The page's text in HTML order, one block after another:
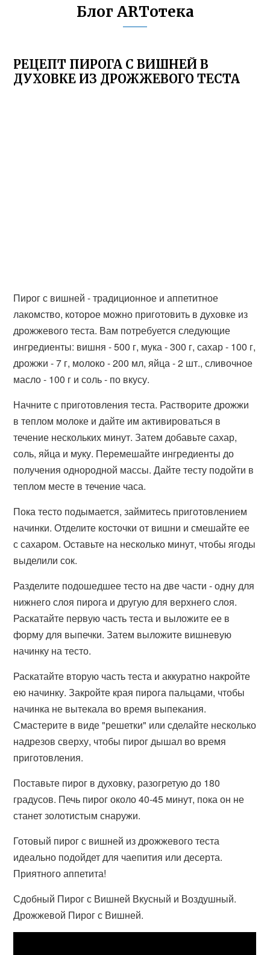
Блог ARTотека
РЕЦЕПТ ПИРОГА С ВИШНЕЙ В
ДУХОВКЕ ИЗ ДРОЖЖЕВОГО ТЕСТА
Пирог с вишней - традиционное и аппетитное
лакомство, которое можно приготовить в духовке из
дрожжевого теста. Вам потребуется следующие
ингредиенты: вишня - 500 г, мука - 300 г, сахар - 100 г,
дрожжи - 7 г, молоко - 200 мл, яйца - 2 шт., сливочное
масло - 100 г и соль - по вкусу.
Начните с приготовления теста. Растворите дрожжи
в теплом молоке и дайте им активироваться в
течение нескольких минут. Затем добавьте сахар,
соль, яйца и муку. Перемешайте ингредиенты до
получения однородной массы. Дайте тесту подойти в
теплом месте в течение часа.
Пока тесто подымается, займитесь приготовлением
начинки. Отделите косточки от вишни и смешайте ее
с сахаром. Оставьте на несколько минут, чтобы ягоды
выделили сок.
Разделите подошедшее тесто на две части - одну для
нижнего слоя пирога и другую для верхнего слоя.
Раскатайте первую часть теста и выложите ее в
форму для выпечки. Затем выложите вишневую
начинку на тесто.
Раскатайте вторую часть теста и аккуратно накройте
ею начинку. Закройте края пирога пальцами, чтобы
начинка не вытекала во время выпекания.
Смастерите в виде "решетки" или сделайте несколько
надрезов сверху, чтобы пирог дышал во время
приготовления.
Поставьте пирог в духовку, разогретую до 180
градусов. Печь пирог около 40-45 минут, пока он не
станет золотистым снаружи.
Готовый пирог с вишней из дрожжевого теста
идеально подойдет для чаепития или десерта.
Приятного аппетита!
Сдобный Пирог с Вишней Вкусный и Воздушный.
Дрожжевой Пирог с Вишней.